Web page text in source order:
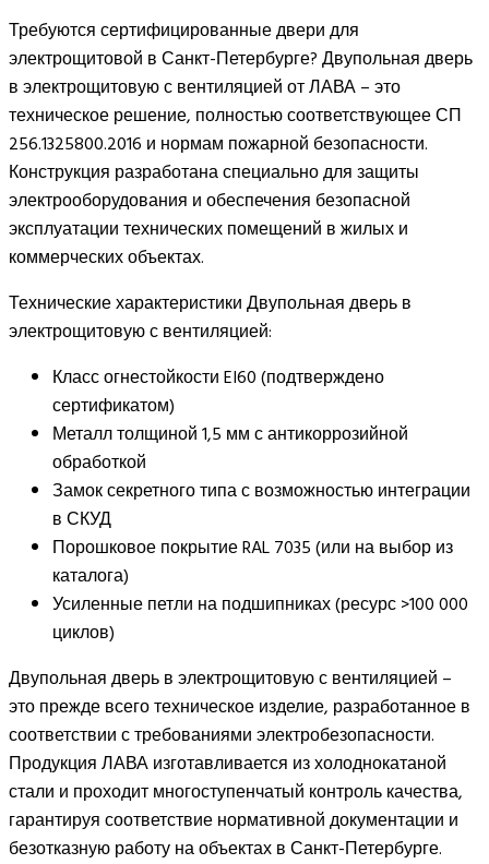
Требуются сертифицированные двери для
электрощитовой в Санкт-Петербурге? Двупольная дверь
в электрощитовую с вентиляцией от ЛАВА – это
техническое решение, полностью соответствующее СП
256.1325800.2016 и нормам пожарной безопасности.
Конструкция разработана специально для защиты
электрооборудования и обеспечения безопасной
эксплуатации технических помещений в жилых и
коммерческих объектах.
Технические характеристики Двупольная дверь в
электрощитовую с вентиляцией:
Класс огнестойкости EI60 (подтверждено
сертификатом)
Металл толщиной 1,5 мм с антикоррозийной
обработкой
Замок секретного типа с возможностью интеграции
в СКУД
Порошковое покрытие RAL 7035 (или на выбор из
каталога)
Усиленные петли на подшипниках (ресурс >100 000
циклов)
Двупольная дверь в электрощитовую с вентиляцией –
это прежде всего техническое изделие, разработанное в
соответствии с требованиями электробезопасности.
Продукция ЛАВА изготавливается из холоднокатаной
стали и проходит многоступенчатый контроль качества,
гарантируя соответствие нормативной документации и
безотказную работу на объектах в Санкт-Петербурге.